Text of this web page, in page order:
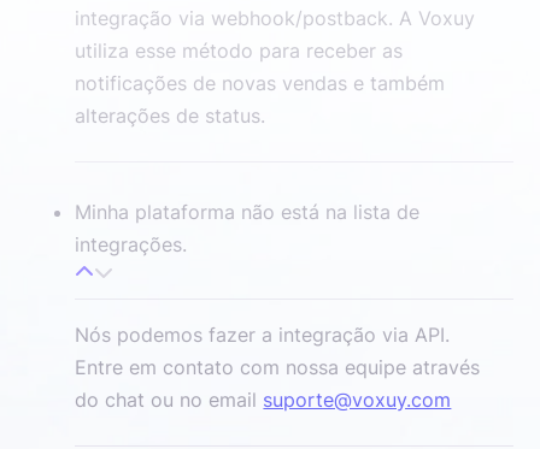
integração via webhook/postback. A Voxuy
utiliza esse método para receber as
notificações de novas vendas e também
alterações de status.
Minha plataforma não está na lista de
integrações.
Nós podemos fazer a integração via API.
Entre em contato com nossa equipe através
do chat ou no email suporte@voxuy.com